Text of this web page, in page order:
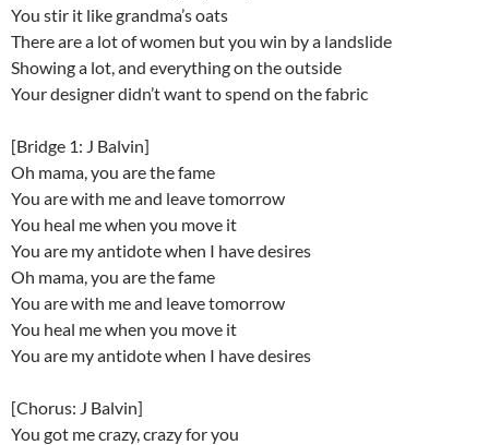
You stir it like grandma’s oats
There are a lot of women but you win by a landslide
Showing a lot, and everything on the outside
Your designer didn’t want to spend on the fabric
[Bridge 1: J Balvin]
Oh mama, you are the fame
You are with me and leave tomorrow
You heal me when you move it
You are my antidote when I have desires
Oh mama, you are the fame
You are with me and leave tomorrow
You heal me when you move it
You are my antidote when I have desires
[Chorus: J Balvin]
You got me crazy, crazy for you